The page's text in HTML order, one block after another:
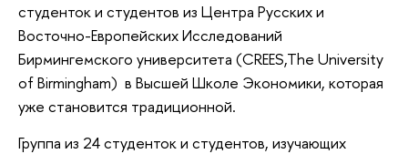
студенток и студентов из Центра Русских и
Восточно-Европейских Исследований
Бирмингемского университета (CREES,The University
of Birmingham) в Высшей Школе Экономики, которая
уже становится традиционной.
Группа из 24 студенток и студентов, изучающих